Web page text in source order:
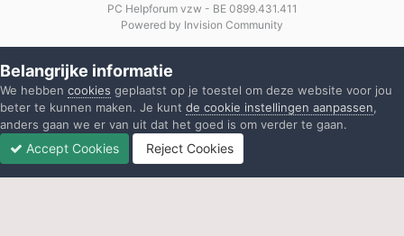
PC Helpforum vzw - BE 0899.431.411
Powered by Invision Community
Belangrijke informatie
We hebben cookies geplaatst op je toestel om deze website voor jou
beter te kunnen maken. Je kunt de cookie instellingen aanpassen,
anders gaan we er van uit dat het goed is om verder te gaan.
Accept Cookies Reject Cookies
Ongelezen